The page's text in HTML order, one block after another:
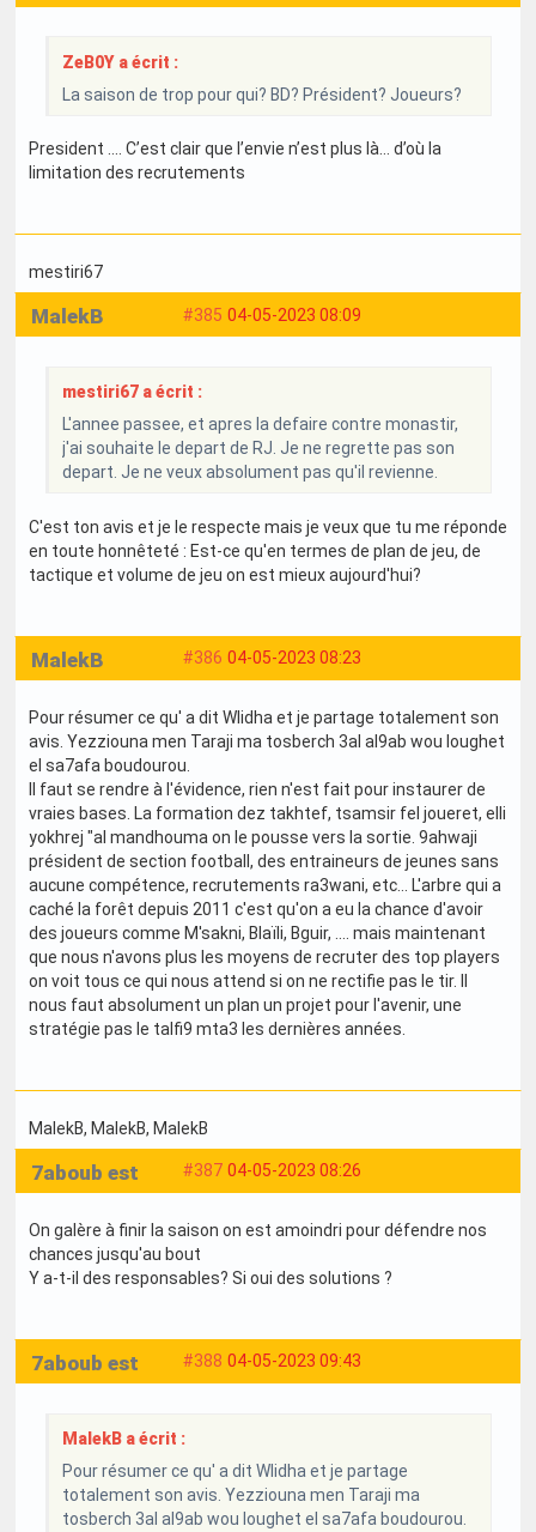
ZeB0Y a écrit :
La saison de trop pour qui? BD? Président? Joueurs?
President …. C’est clair que l’envie n’est plus là… d’où la
limitation des recrutements
mestiri67
#385 04-05-2023 08:09
MalekB
mestiri67 a écrit :
L'annee passee, et apres la defaire contre monastir,
j'ai souhaite le depart de RJ. Je ne regrette pas son
depart. Je ne veux absolument pas qu'il revienne.
C'est ton avis et je le respecte mais je veux que tu me réponde
en toute honnêteté : Est-ce qu'en termes de plan de jeu, de
tactique et volume de jeu on est mieux aujourd'hui?
#386 04-05-2023 08:23
MalekB
Pour résumer ce qu' a dit Wlidha et je partage totalement son
avis. Yezziouna men Taraji ma tosberch 3al al9ab wou loughet
el sa7afa boudourou.
Il faut se rendre à l'évidence, rien n'est fait pour instaurer de
vraies bases. La formation dez takhtef, tsamsir fel joueret, elli
yokhrej "al mandhouma on le pousse vers la sortie. 9ahwaji
président de section football, des entraineurs de jeunes sans
aucune compétence, recrutements ra3wani, etc... L'arbre qui a
caché la forêt depuis 2011 c'est qu'on a eu la chance d'avoir
des joueurs comme M'sakni, Blaïli, Bguir, .... mais maintenant
que nous n'avons plus les moyens de recruter des top players
on voit tous ce qui nous attend si on ne rectifie pas le tir. Il
nous faut absolument un plan un projet pour l'avenir, une
stratégie pas le talfi9 mta3 les dernières années.
MalekB, MalekB, MalekB
#387 04-05-2023 08:26
7aboub est
On galère à finir la saison on est amoindri pour défendre nos
chances jusqu'au bout
Y a-t-il des responsables? Si oui des solutions ?
#388 04-05-2023 09:43
7aboub est
MalekB a écrit :
Pour résumer ce qu' a dit Wlidha et je partage
totalement son avis. Yezziouna men Taraji ma
tosberch 3al al9ab wou loughet el sa7afa boudourou.